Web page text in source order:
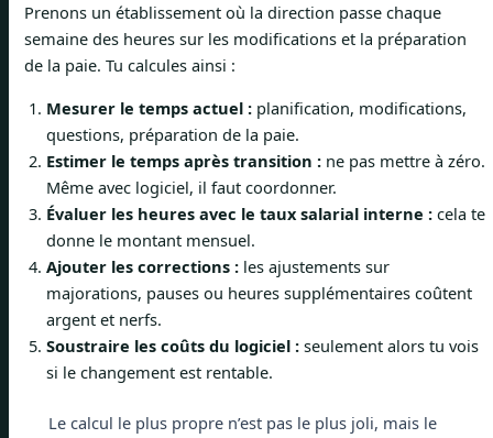
Prenons un établissement où la direction passe chaque
semaine des heures sur les modifications et la préparation
de la paie. Tu calcules ainsi :
Mesurer le temps actuel : planification, modifications,
questions, préparation de la paie.
Estimer le temps après transition : ne pas mettre à zéro.
Même avec logiciel, il faut coordonner.
Évaluer les heures avec le taux salarial interne : cela te
donne le montant mensuel.
Ajouter les corrections : les ajustements sur
majorations, pauses ou heures supplémentaires coûtent
argent et nerfs.
Soustraire les coûts du logiciel : seulement alors tu vois
si le changement est rentable.
Le calcul le plus propre n’est pas le plus joli, mais le